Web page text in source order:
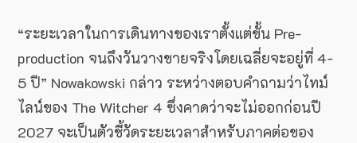
“ระยะเวลาในการเดินทางของเราตั้งแต่ขั้น Pre-
production จนถึงวันวางขายจริงโดยเฉลี่ยจะอยู่ที่ 4-
5 ปี” Nowakowski กล่าว ระหว่างตอบคำถามว่าไทม์
ไลน์ของ The Witcher 4 ซึ่งคาดว่าจะไม่ออกก่อนปี
2027 จะเป็นตัวชี้วัดระยะเวลาสำหรับภาคต่อของ